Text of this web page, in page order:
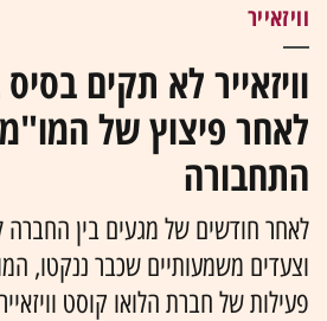
וויזאייר
וויזאייר לא תקים
לאחר פיצוץ של
התחבורה
לאחר חודשים של מגעים בין
וצעדים משמעותיים שכבר ננקטו,
פעילות של חברת הלואו קוסט